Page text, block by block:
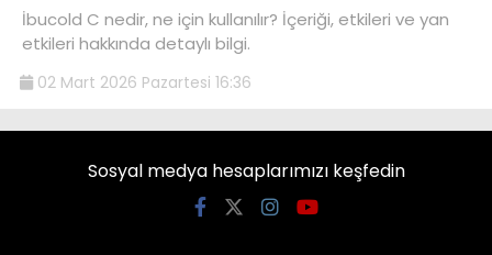
İbucold C nedir, ne için kullanılır? İçeriği, etkileri ve yan
etkileri hakkında detaylı bilgi.
02 Mart 2026 Pazartesi 16:36
Sosyal medya hesaplarımızı keşfedin